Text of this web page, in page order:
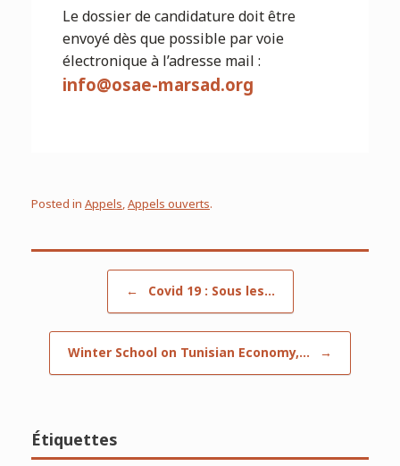
Le dossier de candidature doit être
envoyé dès que possible par voie
électronique à l’adresse mail :
info@osae-marsad.org
Posted inAppels,Appels ouverts.
Post navigation
← Covid 19 : Sous les…
Winter School on Tunisian Economy,… →
Étiquettes